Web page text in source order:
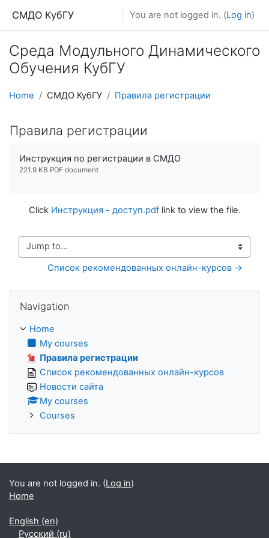
СМДО КубГУ You are not logged in. (Log in)
Среда Модульного Динамического
Обучения КубГУ
Home СМДО КубГУ Правила регистрации
Правила регистрации
Инструкция по регистрации в СМДО
221.9 KB PDF document
Click Инструкция - доступ.pdflink to view the file.
Jump to...
Список рекомендованных онлайн-курсов →
Navigation
Home
My courses
Правила регистрации
Список рекомендованных онлайн-курсов
Новости сайта
My courses
Courses
You are not logged in. (Log in)
Home
English ‎(en)‎
Русский ‎(ru)‎